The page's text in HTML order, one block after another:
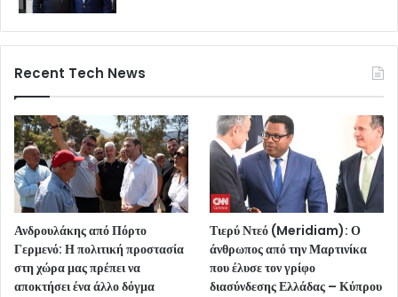
Recent Tech News
Ανδρουλάκης από Πόρτο
Γερμενό: Η πολιτική προστασία
στη χώρα μας πρέπει να
αποκτήσει ένα άλλο δόγμα
Τιερύ Ντεό (Meridiam): Ο
άνθρωπος από την Μαρτινίκα
που έλυσε τον γρίφο
διασύνδεσης Ελλάδας – Κύπρου